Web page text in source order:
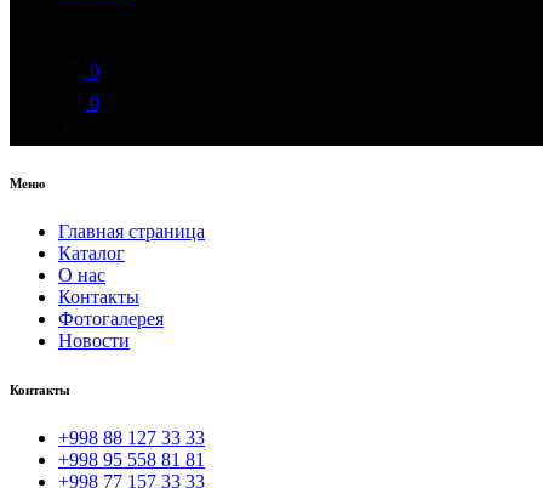
0
0
Меню
Главная страница
Каталог
О нас
Контакты
Фотогалерея
Новости
Контакты
+998 88 127 33 33
+998 95 558 81 81
+998 77 157 33 33